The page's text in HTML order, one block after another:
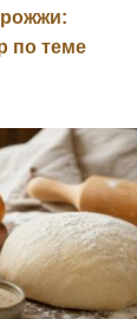
по теме